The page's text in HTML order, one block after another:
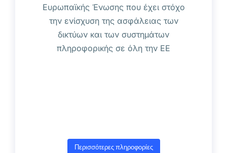
Ευρωπαϊκής Ένωσης που έχει στόχο
την ενίσχυση της ασφάλειας των
δικτύων και των συστημάτων
πληροφορικής σε όλη την ΕΕ
Περισσότερες πληροφορίες